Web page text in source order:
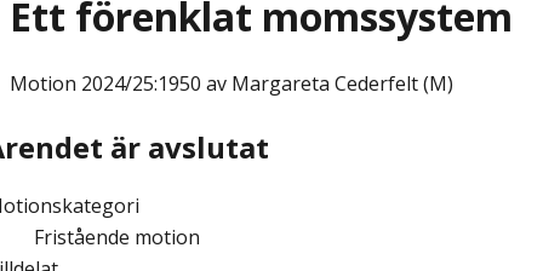
Ett förenklat momssystem
Motion 2024/25:1950 av Margareta Cederfelt (M)
är avslutat
Fristående motion